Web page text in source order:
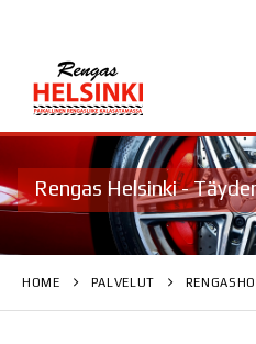
Rengas Helsinki -
HOME PALVELUT